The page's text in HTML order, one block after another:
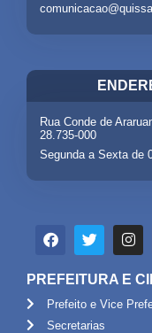
Rua Conde de
28.735-000
Segunda a Sexta de
PREFEITURA E
Prefeito e Vice
Secretarias